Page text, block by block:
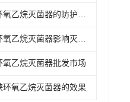
许昌环氧乙烷灭菌器的防护作用
焦作环氧乙烷灭菌器影响灭菌的效果因素
氧乙烷灭菌器批发市场
环氧乙烷灭菌器的效果